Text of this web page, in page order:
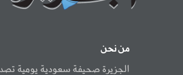
من نحن
الجزيرة صحيفة سعودية يومية